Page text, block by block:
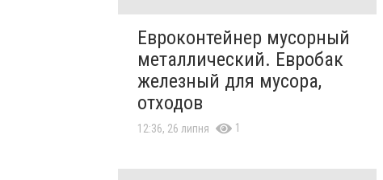
Евроконтейнер мусорный
металлический. Евробак
железный для мусора,
отходов
12:36, 26 липня 1